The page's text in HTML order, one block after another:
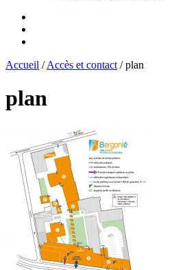
Accueil /Accès et contact /plan
plan